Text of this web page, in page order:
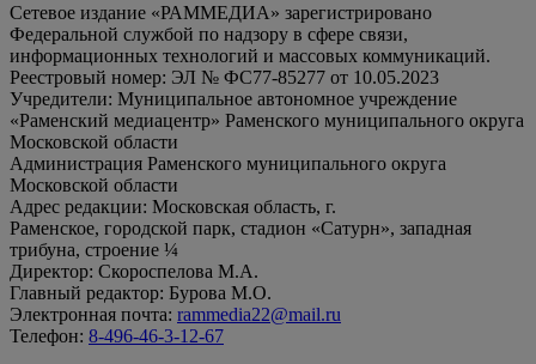
Сетевое издание «РАММЕДИА» зарегистрировано
Федеральной службой по надзору в сфере связи,
информационных технологий и массовых коммуникаций.
Реестровый номер: ЭЛ № ФС77-85277 от 10.05.2023
Учредители: Муниципальное автономное учреждение
«Раменский медиацентр» Раменского муниципального округа
Московской области
Администрация Раменского муниципального округа
Московской области
Адрес редакции: Московская область, г.
Раменское, городской парк, стадион «Сатурн», западная
трибуна, строение ¼
Директор: Скороспелова М.А.
Главный редактор: Бурова М.О.
Электронная почта: rammedia22@mail.ru
Телефон: 8-496-46-3-12-67